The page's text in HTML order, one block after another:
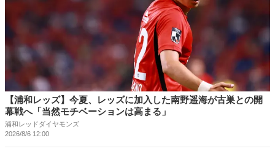
【浦和レッズ】今夏、レッズに加入した南野遥海が古巣との開
幕戦へ「当然モチベーションは高まる」
浦和レッドダイヤモンズ
2026/8/6 12:00